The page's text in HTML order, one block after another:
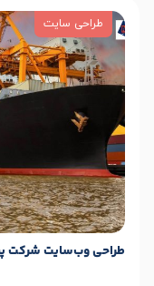
طراحی وب‌سایت شرکت
طراحی سایت